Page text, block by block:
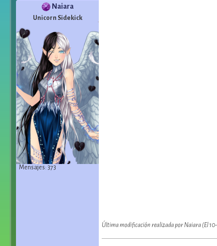
Naiara
Unicorn Sidekick
Mensajes: 373
Última modificación realizada por Naiara (El